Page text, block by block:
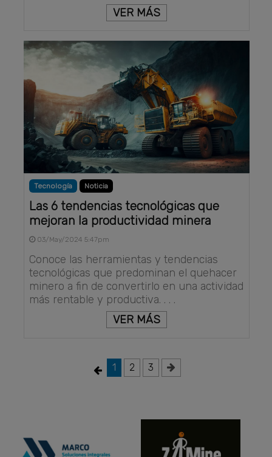
VER MÁS
Tecnología Noticia
Las 6 tendencias tecnológicas que
mejoran la productividad minera
03/May/2024 5:47pm
Conoce las herramientas y tendencias
tecnológicas que predominan el quehacer
minero a fin de convertirlo en una actividad
más rentable y productiva. . . .
VER MÁS
1 2 3